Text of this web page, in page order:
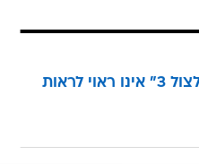
לא לענות: "הצלצול 3" אינו ראוי לראות